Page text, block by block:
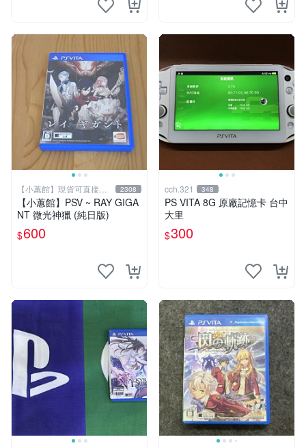
【小蕙館】現貨可直接下
標
2308
【小蕙館】PSV ~ RAY GIGA
NT 微光神獵 (純日版)
$600
cch.321 348
PS VITA 8G 原廠記憶卡 台中
大里
$300